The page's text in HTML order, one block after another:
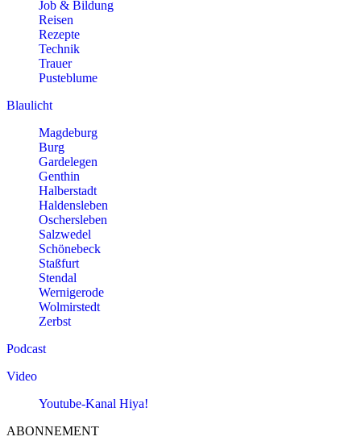
Job & Bildung
Reisen
Rezepte
Technik
Trauer
Pusteblume
Blaulicht
Magdeburg
Burg
Gardelegen
Genthin
Halberstadt
Haldensleben
Oschersleben
Salzwedel
Schönebeck
Staßfurt
Stendal
Wernigerode
Wolmirstedt
Zerbst
Podcast
Video
Youtube-Kanal Hiya!
ABONNEMENT